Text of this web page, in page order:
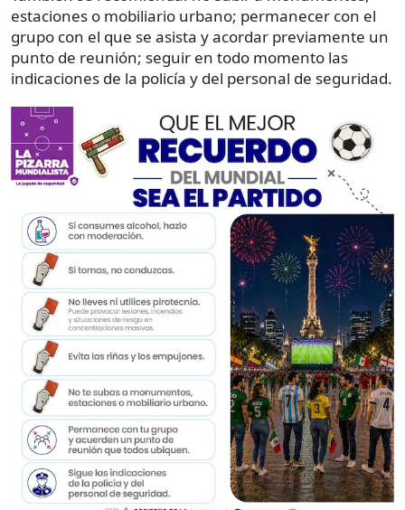
estaciones o mobiliario urbano; permanecer con el
grupo con el que se asista y acordar previamente un
punto de reunión; seguir en todo momento las
indicaciones de la policía y del personal de seguridad.